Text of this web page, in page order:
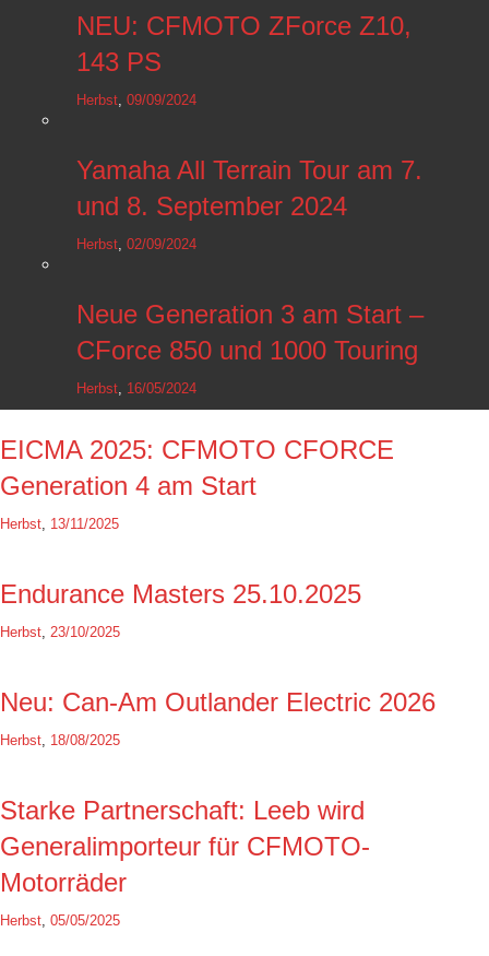
NEU: CFMOTO ZForce Z10,
143 PS
Herbst 09/09/2024
Yamaha All Terrain Tour am 7.
und 8. September 2024
Herbst 02/09/2024
Neue Generation 3 am Start –
CForce 850 und 1000 Touring
Herbst 16/05/2024
EICMA 2025: CFMOTO CFORCE
Generation 4 am Start
Herbst 13/11/2025
Endurance Masters 25.10.2025
Herbst 23/10/2025
Neu: Can-Am Outlander Electric 2026
Herbst 18/08/2025
Starke Partnerschaft: Leeb wird
Generalimporteur für CFMOTO-
Motorräder
Herbst 05/05/2025